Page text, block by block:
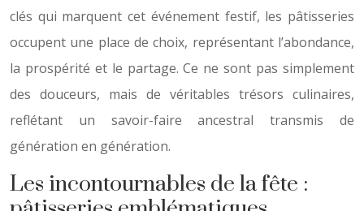
clés qui marquent cet événement festif, les pâtisseries
occupent une place de choix, représentant l’abondance,
la prospérité et le partage. Ce ne sont pas simplement
des douceurs, mais de véritables trésors culinaires,
reflétant un savoir-faire ancestral transmis de
génération en génération.
Les incontournables de la fête :